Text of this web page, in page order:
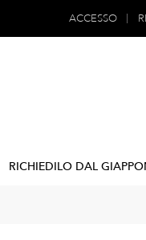
ACCESSO
RICHIEDILO DAL